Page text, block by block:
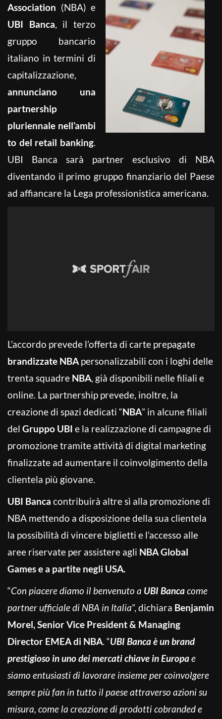
Association (NBA) e
UBI Banca, il terzo
gruppo bancario
italiano in termini di
capitalizzazione,
annunciano una
partnership
pluriennale nell’ambi
to del retail banking.
UBI Banca sarà partner esclusivo di NBA
diventando il primo gruppo finanziario del Paese
ad affiancare la Lega professionistica americana.
L’accordo prevede l’offerta di carte prepagate
brandizzate NBA personalizzabili con i loghi delle
trenta squadre NBA, già disponibili nelle filiali e
online. La partnership prevede, inoltre, la
creazione di spazi dedicati “NBA” in alcune filiali
del Gruppo UBI e la realizzazione di campagne di
promozione tramite attività di digital marketing
finalizzate ad aumentare il coinvolgimento della
clientela più giovane.
UBI Banca contribuirà altre sì alla promozione di
NBA mettendo a disposizione della sua clientela
la possibilità di vincere biglietti e l’accesso alle
aree riservate per assistere agli NBA Global
Games e a partite negli USA.
“Con piacere diamo il benvenuto a UBI Bancacome
partner ufficiale di NBA in Italia”, dichiara Benjamin
Morel, Senior Vice President & Managing
Director EMEA di NBA. “UBI Banca è un brand
prestigioso in uno dei mercati chiave in Europae
siamo entusiasti di lavorare insieme per coinvolgere
sempre più fan in tutto il paese attraverso azioni su
misura, come la creazione di prodotti cobranded e